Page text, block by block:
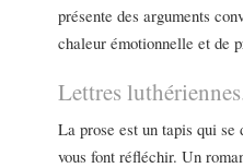
présente des arguments
chaleur émotionnelle et de
Lettres
La prose est un tapis qui se
vous font réfléchir. Un